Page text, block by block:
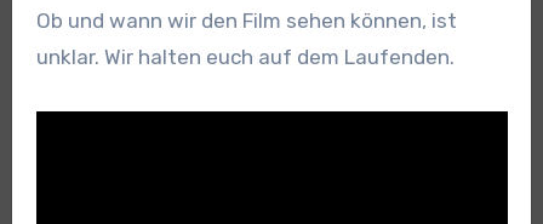
Ob und wann wir den Film sehen können, ist
unklar. Wir halten euch auf dem Laufenden.